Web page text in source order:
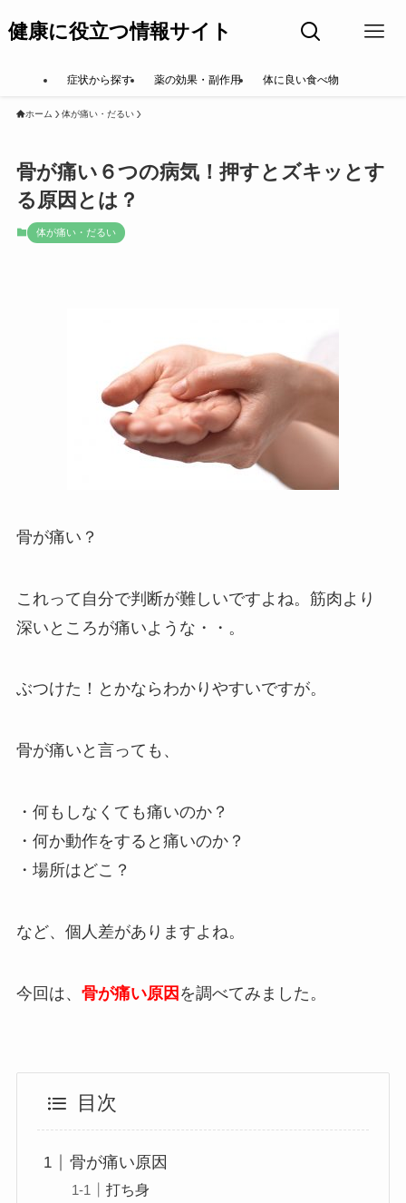
健康に役立つ情報サイト
症状から探す 薬の効果・副作用 体に良い食べ物
ホーム 体が痛い・だるい
骨が痛い６つの病気！押すとズキッとす
る原因とは？
体が痛い・だるい
骨が痛い？
これって自分で判断が難しいですよね。筋肉より
深いところが痛いような・・。
ぶつけた！とかならわかりやすいですが。
骨が痛いと言っても、
・何もしなくても痛いのか？
・何か動作をすると痛いのか？
・場所はどこ？
など、個人差がありますよね。
今回は、 骨が痛い原因 を調べてみました。
目次
骨が痛い原因
打ち身